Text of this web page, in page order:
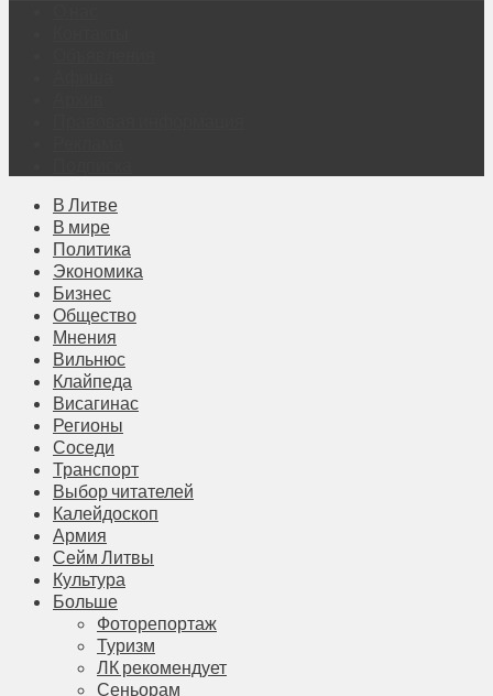
В Литве
В мире
Политика
Экономика
Бизнес
Общество
Мнения
Вильнюс
Клайпеда
Висагинас
Регионы
Соседи
Транспорт
Выбор читателей
Калейдоскоп
Армия
Сейм Литвы
Культура
Больше
Фоторепортаж
Туризм
ЛК рекомендует
Сеньорам